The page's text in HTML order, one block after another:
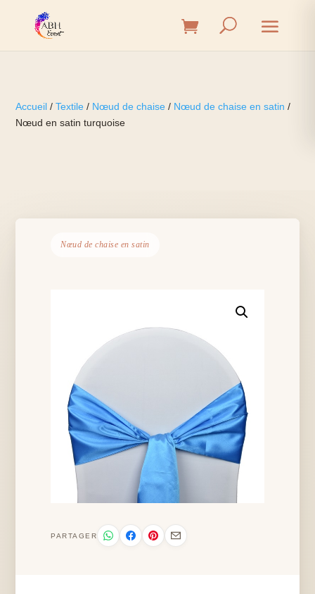
Accueil /Textile / Nœud de chaise / Nœud de chaise en satin /
Nœud en satin turquoise
Nœud de chaise en satin
PARTAGER